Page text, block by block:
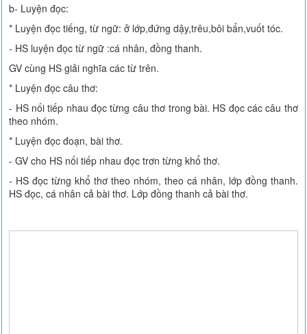
b- Luyện đọc:
* Luyện đọc tiếng, từ ngữ: ở lớp,đứng dậy,trêu,bôi bẩn,vuốt tóc.
- HS luyện đọc từ ngữ :cá nhân, đồng thanh.
GV cùng HS giải nghĩa các từ trên.
* Luyện đọc câu thơ:
- HS nối tiếp nhau đọc từng câu thơ trong bài. HS đọc các câu thơ
theo nhóm.
* Luyện đọc đoạn, bài thơ.
- GV cho HS nối tiếp nhau đọc trơn từng khổ thơ.
- HS đọc từng khổ thơ theo nhóm, theo cá nhân, lớp đồng thanh.
HS đọc, cá nhân cả bài thơ. Lớp đồng thanh cả bài thơ.